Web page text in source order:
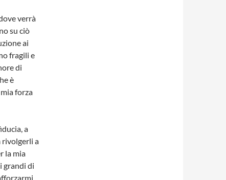
verrà
su ciò
ai
fragili e
di
è
forza
a
rivolgerli a
la mia
grandi di